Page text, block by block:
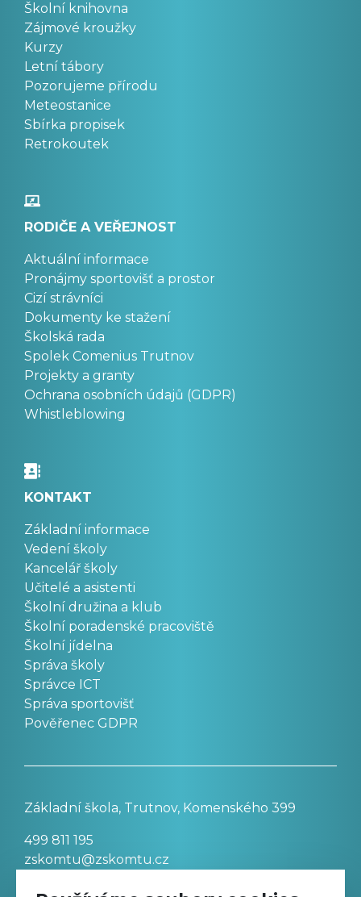
Školní knihovna
Zájmové kroužky
Kurzy
Letní tábory
Pozorujeme přírodu
Meteostanice
Sbírka propisek
Retrokoutek
RODIČE A VEŘEJNOST
Aktuální informace
Pronájmy sportovišť a prostor
Cizí strávníci
Dokumenty ke stažení
Školská rada
Spolek Comenius Trutnov
Projekty a granty
Ochrana osobních údajů (GDPR)
Whistleblowing
KONTAKT
Základní informace
Vedení školy
Kancelář školy
Učitelé a asistenti
Školní družina a klub
Školní poradenské pracoviště
Školní jídelna
Správa školy
Správce ICT
Správa sportovišť
Pověřenec GDPR
Základní škola, Trutnov, Komenského 399
499 811 195
zskomtu@zskomtu.cz